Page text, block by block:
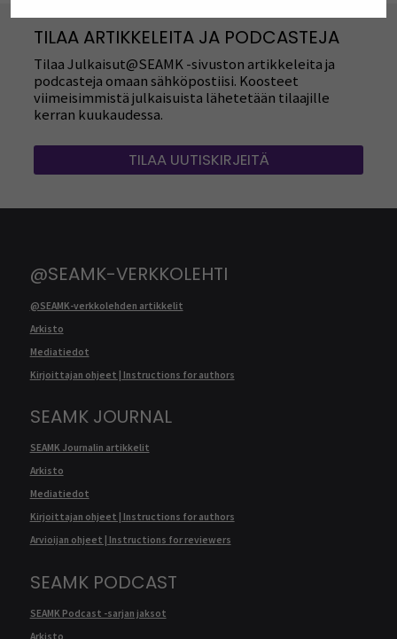
TILAA ARTIKKELEITA JA PODCASTEJA
Tilaa Julkaisut@SEAMK -sivuston artikkeleita ja
podcasteja omaan sähköpostiisi. Koosteet
viimeisimmistä julkaisuista lähetetään tilaajille
kerran kuukaudessa.
TILAA UUTISKIRJEITÄ
@SEAMK-VERKKOLEHTI
@SEAMK-verkkolehden artikkelit
Arkisto
Mediatiedot
Kirjoittajan ohjeet | Instructions for authors
SEAMK JOURNAL
SEAMK Journalin artikkelit
Arkisto
Mediatiedot
Kirjoittajan ohjeet | Instructions for authors
Arvioijan ohjeet | Instructions for reviewers
SEAMK PODCAST
SEAMK Podcast -sarjan jaksot